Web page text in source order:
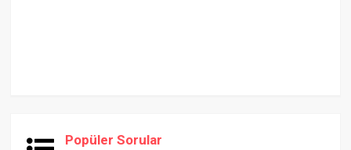
Popüler Sorular